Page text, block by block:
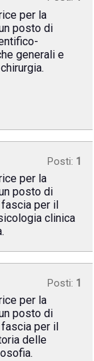
per la
posto di
generali e
Posti: 1
per la
posto di
per il
clinica
Posti: 1
per la
posto di
per il
delle